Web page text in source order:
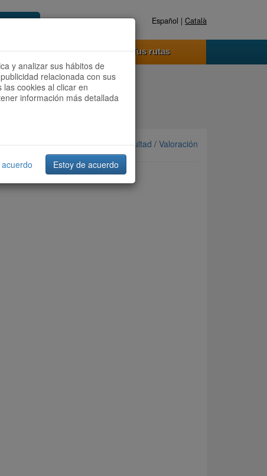
Acceder Registrate ahora Español | Català
funciona Tus rutas
Ordenar por: Más recientes /Dificultad / Valoración
y analizar sus hábitos de
relacionada con sus
las cookies al clicar en
información más detallada
Estoy de acuerdo